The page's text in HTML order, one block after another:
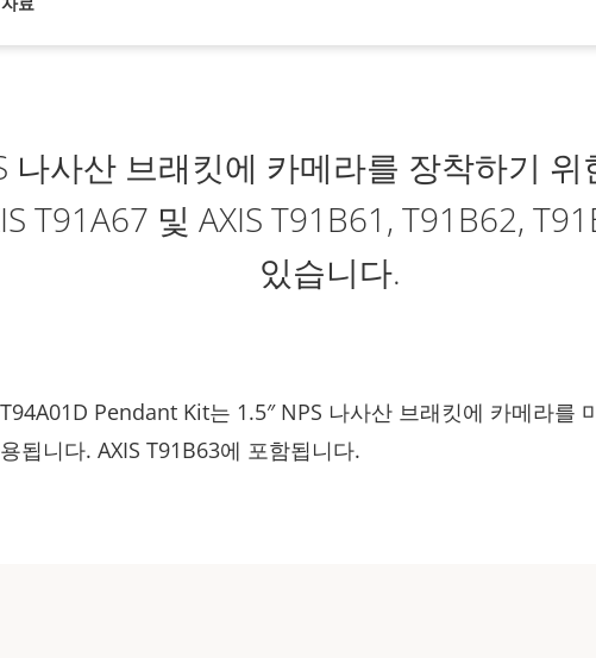
나사산 브래킷에 카메라를 장착하기
T91A67 및 AXIS T91B61, T91B62,
있습니다.
Pendant Kit는 1.5″ NPS 나사산 브래킷에 카메라를
됩니다. AXIS T91B63에 포함됩니다.